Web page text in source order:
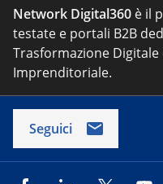
Network Digital360 è il
testate e portali B2B
Trasformazione
Imprenditoriale.
Seguici